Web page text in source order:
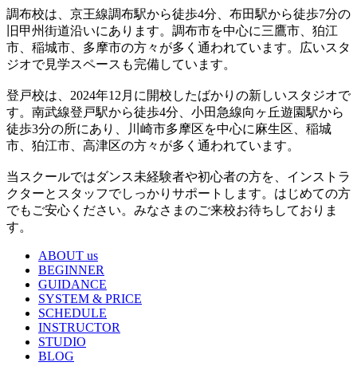
調布校は、京王線調布駅から徒歩4分、布田駅から徒歩7分の
旧甲州街道沿いにあります。調布市を中心に三鷹市、狛江
市、稲城市、多摩市の方々が多く通われています。広いスタ
ジオで見学スペースも完備しています。
登戸校は、2024年12月に開校したばかりの新しいスタジオで
す。南武線登戸駅から徒歩4分、小田急線向ヶ丘遊園駅から
徒歩3分の所にあり、川崎市多摩区を中心に麻生区、稲城
市、狛江市、高津区の方々が多く通われています。
当スクールではダンス未経験者や初心者の方を、インストラ
クターとスタッフでしっかりサポートします。はじめての方
でもご安心ください。みなさまのご来校お待ちしておりま
す。
ABOUT us
BEGINNER
GUIDANCE
SYSTEM & PRICE
SCHEDULE
INSTRUCTOR
STUDIO
BLOG